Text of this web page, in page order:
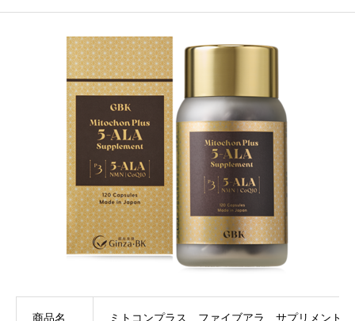
商品名 ミトコンプラス ファイブアラ サプリメント